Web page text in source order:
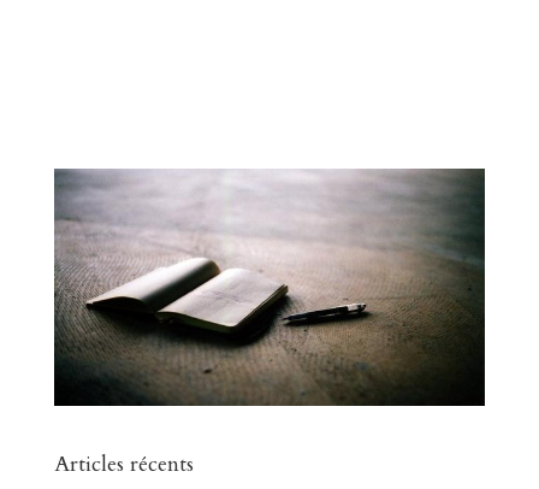
Articles récents